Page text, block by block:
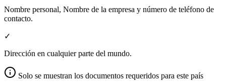
Nombre personal, Nombre de la empresa y número de teléfono de
contacto.
✓
Dirección en cualquier parte del mundo.
Solo se muestran los documentos requeridos para este país